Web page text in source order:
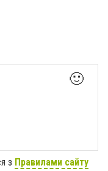
🙂
з Правилами сайту